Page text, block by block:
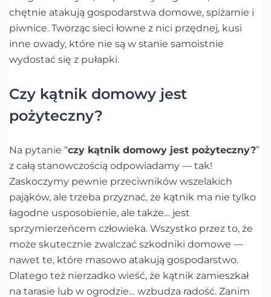
chętnie atakują gospodarstwa domowe, spiżarnie i
piwnice. Tworząc sieci łowne z nici przędnej, kusi
inne owady, które nie są w stanie samoistnie
wydostać się z pułapki.
Czy kątnik domowy jest
pożyteczny?
Na pytanie “czy kątnik domowy jest pożyteczny?”
z całą stanowczością odpowiadamy — tak!
Zaskoczymy pewnie przeciwników wszelakich
pająków, ale trzeba przyznać, że kątnik ma nie tylko
łagodne usposobienie, ale także… jest
sprzymierzeńcem człowieka. Wszystko przez to, że
może skutecznie zwalczać szkodniki domowe —
nawet te, które masowo atakują gospodarstwo.
Dlatego też nierzadko wieść, że kątnik zamieszkał
na tarasie lub w ogrodzie… wzbudza radość. Zanim